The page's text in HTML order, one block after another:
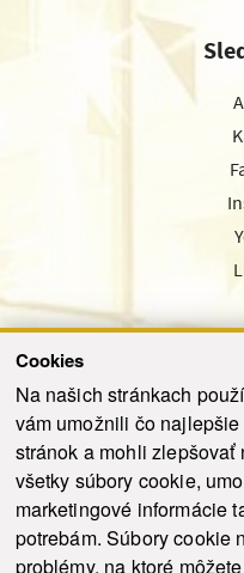
Cookies
Na našich stránkach
vám umožnili čo
stránok a mohli
všetky súbory cookie,
marketingové informácie
potrebám. Súbory cookie
problémy, na ktoré